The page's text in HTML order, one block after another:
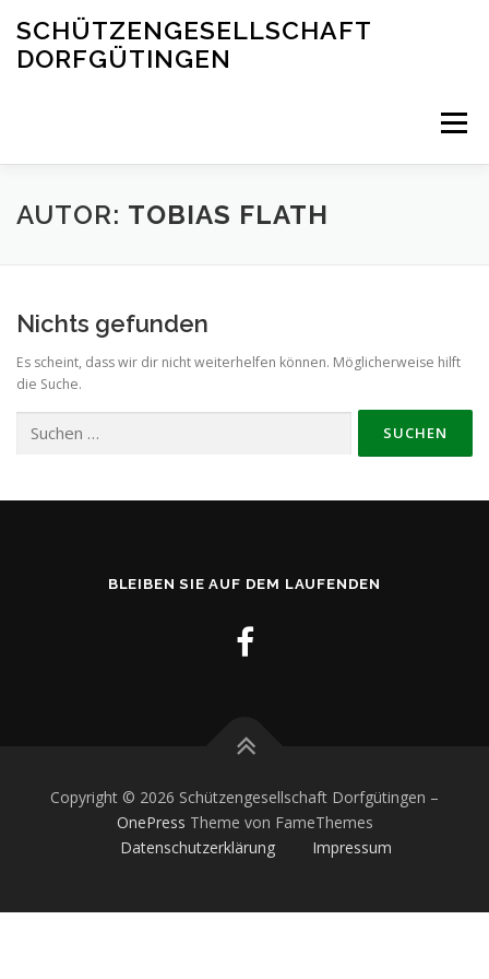
Inhalt
springen
SCHÜTZENGESELLSCHAFT
DORFGÜTINGEN
Menü
AUTOR: TOBIAS FLATH
Nichts gefunden
Es scheint, dass wir dir nicht weiterhelfen können. Möglicherweise hilft
die Suche.
nach:
BLEIBEN SIE AUF DEM LAUFENDEN
Copyright © 2026 Schützengesellschaft Dorfgütingen –
OnePress Theme von FameThemes
Datenschutzerklärung
Impressum